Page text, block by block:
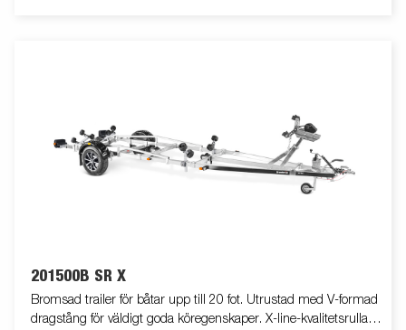
201500B SR X
Bromsad trailer för båtar upp till 20 fot. Utrustad med V-formad
dragstång för väldigt goda köregenskaper. X-line-kvalitetsrullar